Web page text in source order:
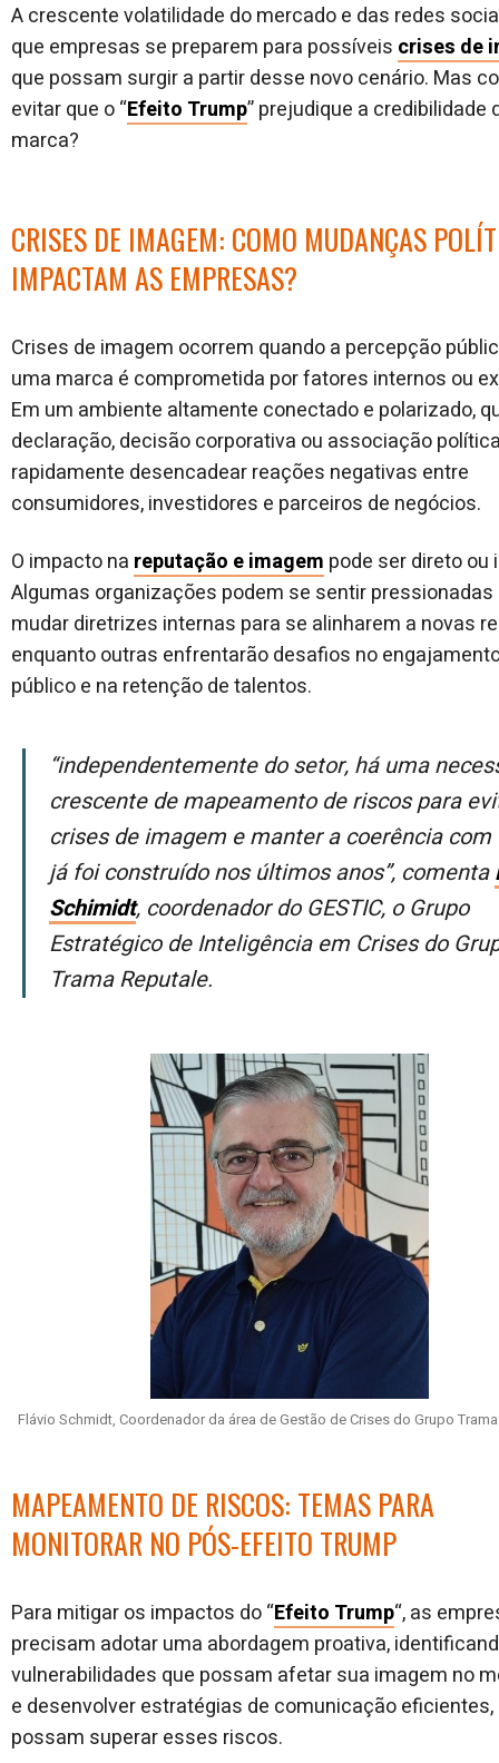
A crescente volatilidade do mercado e das redes
que empresas se preparem para possíveis crises de
que possam surgir a partir desse novo cenário. Mas
evitar que o “Efeito Trump” prejudique a credibilidade
marca?
CRISES DE IMAGEM: COMO MUDANÇAS
IMPACTAM AS EMPRESAS?
Crises de imagem ocorrem quando a percepção
uma marca é comprometida por fatores internos ou
Em um ambiente altamente conectado e polarizado,
declaração, decisão corporativa ou associação
rapidamente desencadear reações negativas entre
consumidores, investidores e parceiros de negócios.
O impacto na reputação e imagem pode ser direto ou
Algumas organizações podem se sentir pressionadas
mudar diretrizes internas para se alinharem a novas
enquanto outras enfrentarão desafios no
público e na retenção de talentos.
“Independentemente do setor, há uma necessidade
crescente de mapeamento de riscos para
crises de imagem e manter a coerência com
já foi construído nos últimos anos”, comenta
Schimidt, coordenador do GESTIC, o Grupo
Estratégico de Inteligência em Crises do
Trama Reputale.
Flávio Schmidt, Coordenador da área de Gestão de Crises do Grupo
MAPEAMENTO DE RISCOS: TEMAS PARA
MONITORAR NO PÓS-EFEITO TRUMP
Para mitigar os impactos do “Efeito Trump“, as
precisam adotar uma abordagem proativa,
vulnerabilidades que possam afetar sua imagem no
e desenvolver estratégias de comunicação eficientes,
possam superar esses riscos.